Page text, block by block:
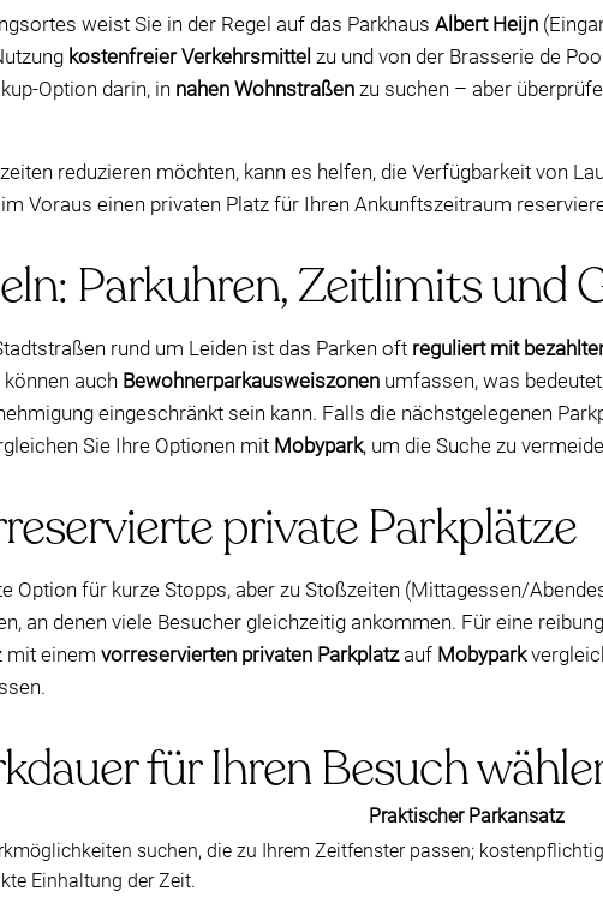
weist Sie in der Regel auf das Parkhaus Albert Heijn
kostenfreier Verkehrsmittel zu und von der Brasserie de
Option darin, in nahen Wohnstraßen zu suchen – aber
reduzieren möchten, kann es helfen, die Verfügbarkeit von
Voraus einen privaten Platz für Ihren Ankunftszeitraum
Parkuhren, Zeitlimits und
rund um Leiden ist das Parken oft reguliert mit
auch Bewohnerparkausweiszonen umfassen, was
eingeschränkt sein kann. Falls die nächstgelegenen
Sie Ihre Optionen mit Mobypark, um die Suche zu
private Parkplätze
Option für kurze Stopps, aber zu Stoßzeiten (Mittagessen/
an denen viele Besucher gleichzeitig ankommen. Für eine
mit einem vorreservierten privaten Parkplatzauf Mobypark
für Ihren Besuch
Praktischer Parkansatz
suchen, die zu Ihrem Zeitfenster passen;
Einhaltung der Zeit.